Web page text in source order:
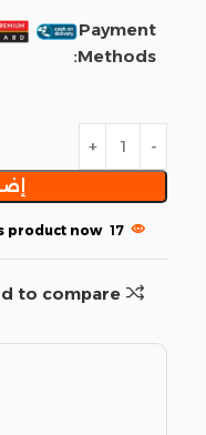
Payment
Methods:
17
product now!
to compare